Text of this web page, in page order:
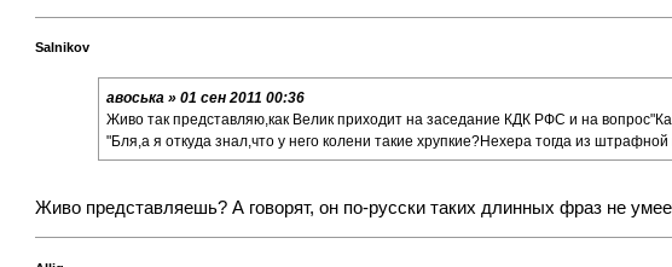
Salnikov
авоська » 01 сен 2011 00:36
Живо так представляю,как Велик приходит на заседание КДК РФС и на
"Бля,а я откуда знал,что у него колени такие хрупкие?Нехера тогда из штрафной
Живо представляешь? А говорят, он по-русски таких длинных фраз не